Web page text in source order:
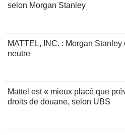
selon Morgan Stanley
MATTEL, INC. : Morgan
neutre
Mattel est « mieux placé que
droits de douane, selon UBS